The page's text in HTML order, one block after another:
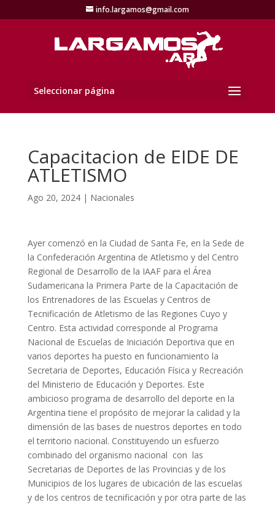
info.largamos@gmail.com
Seleccionar página
Capacitacion de EIDE DE
ATLETISMO
Ago 20, 2024| Nacionales
Ayer comenzó en la Ciudad de Santa Fe, en la Sede de
la Confederación Argentina de Atletismo y del Centro
Regional de Desarrollo de la IAAF para el Área
Sudamericana la Primera Parte de la Capacitación de
los Entrenadores de las Escuelas y Centros de
Tecnificación de Atletismo de las Regiones Cuyo y
Centro. Esta actividad corresponde al Programa
Nacional de Escuelas de Iniciación Deportiva que en
varios deportes ha puesto en funcionamiento la
Secretaria de Deportes, Educación Física y Recreación
del Ministerio de Educación y Deportes. Este
ambicioso programa de desarrollo del deporte en la
Argentina tiene el propósito de mejorar la calidad y la
dimensión de las bases de nuestros deportes en todo
el territorio nacional. Constituyendo un esfuerzo
combinado del organismo nacional con las
Secretarias de Deportes de las Provincias y de los
Municipios de los lugares de ubicación de las escuelas
y de los centros de tecnificación y por otra parte de las